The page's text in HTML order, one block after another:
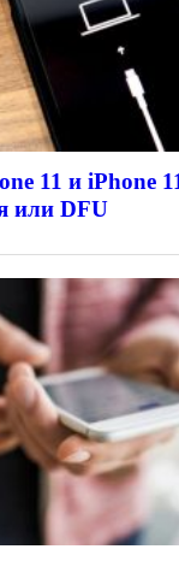
11 и iPhone
или DFU